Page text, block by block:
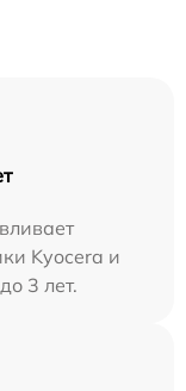
Kyocera и
3 лет.